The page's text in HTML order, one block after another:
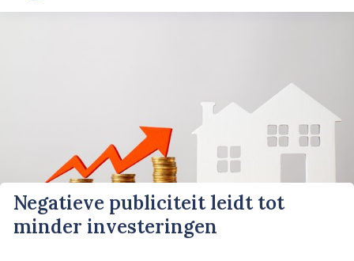
Negatieve publiciteit leidt tot
minder investeringen